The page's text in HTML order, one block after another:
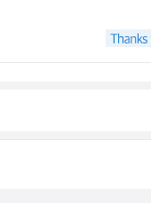
교환할 수 있고, 권당
나눔 도서교환 장터
환 개미장터. 문화공연.
욜에 열린다.올해로 세번
을 확정하고 진행했는데
보니 차질이 생긴다. 선